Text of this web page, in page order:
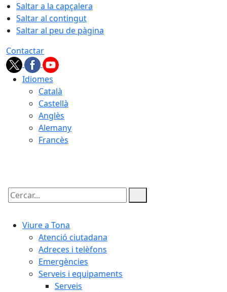
Saltar a la capçalera
Saltar al contingut
Saltar al peu de pàgina
Contactar
Idiomes
Català
Castellà
Anglès
Alemany
Francès
Cercar:
Viure a Tona
Atenció ciutadana
Adreces i telèfons
Emergències
Serveis i equipaments
Serveis